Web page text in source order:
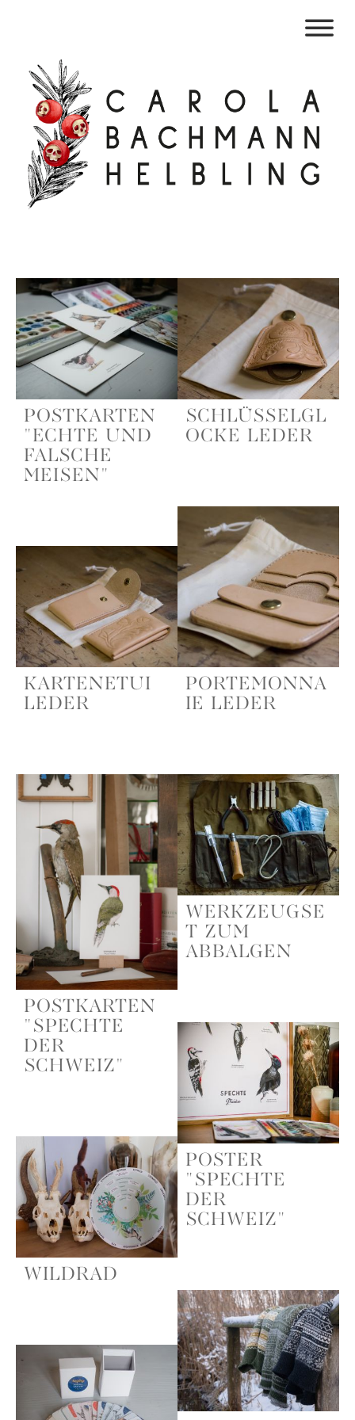
POSTKARTEN
"ECHTE UND
FALSCHE
MEISEN"
SCHLÜSSELGL
OCKE LEDER
PORTEMONNA
IE LEDER
KARTENETUI
LEDER
WERKZEUGSE
T ZUM
ABBALGEN
POSTKARTEN
"SPECHTE
DER
SCHWEIZ"
POSTER
"SPECHTE
DER
SCHWEIZ"
WILDRAD